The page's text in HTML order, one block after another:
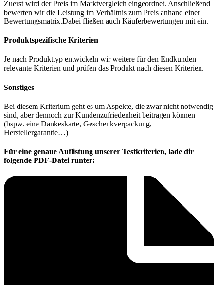
Zuerst wird der Preis im Marktvergleich eingeordnet. Anschließend
bewerten wir die Leistung im Verhältnis zum Preis anhand einer
Bewertungsmatrix.Dabei fließen auch Käuferbewertungen mit ein.
Produktspezifische Kriterien
Je nach Produkttyp entwickeln wir weitere für den Endkunden
relevante Kriterien und prüfen das Produkt nach diesen Kriterien.
Sonstiges
Bei diesem Kriterium geht es um Aspekte, die zwar nicht notwendig
sind, aber dennoch zur Kundenzufriedenheit beitragen können
(bspw. eine Dankeskarte, Geschenkverpackung,
Herstellergarantie…)
Für eine genaue Auflistung unserer Testkriterien, lade dir
folgende PDF-Datei runter: